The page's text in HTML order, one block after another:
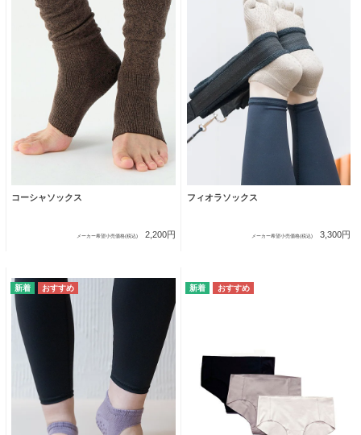
コーシャソックス
メーカー希望小売価格(税込) 2,200円
フィオラソックス
メーカー希望小売価格(税込) 3,300円